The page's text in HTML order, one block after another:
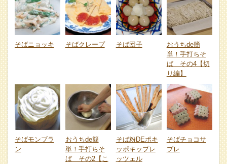
そばニョッキ そばクレープ そば団子
おうちde簡
単！手打ちそ
ば その4【切
り編】
そばモンブラ
ン
おうちde簡
単！手打ちそ
ば その2【こ
そば粉DEポキ
ッポキップレ
ッツェル
そばチョコサ
ブレ